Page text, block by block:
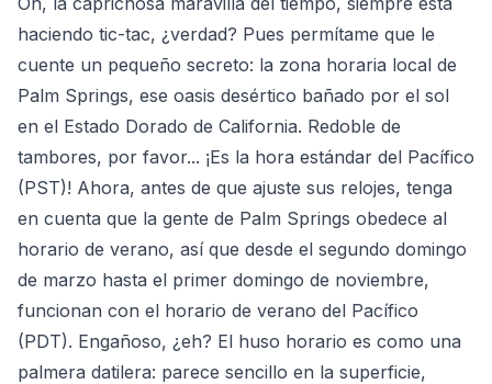
haciendo tic-tac, ¿verdad? Pues permítame que le
cuente un pequeño secreto: la zona horaria local de
Palm Springs, ese oasis desértico bañado por el sol
en el Estado Dorado de California. Redoble de
tambores, por favor... ¡Es la hora estándar del Pacífico
(PST)! Ahora, antes de que ajuste sus relojes, tenga
en cuenta que la gente de Palm Springs obedece al
horario de verano, así que desde el segundo domingo
de marzo hasta el primer domingo de noviembre,
funcionan con el horario de verano del Pacífico
(PDT). Engañoso, ¿eh? El huso horario es como una
palmera datilera: parece sencillo en la superficie,